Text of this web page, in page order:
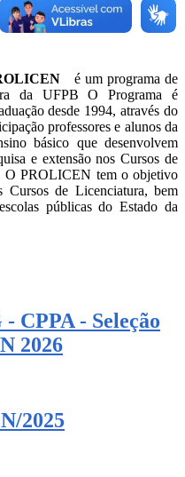
é um programa de
da UFPB O Programa é
desde 1994, através do
professores e alunos da
básico que desenvolvem
e extensão nos Cursos de
O PROLICEN tem o objetivo
de Licenciatura, bem
públicas do Estado da
CPPA - Seleção
2026
2025